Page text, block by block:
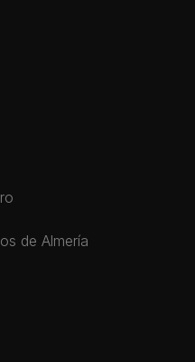
de Almería